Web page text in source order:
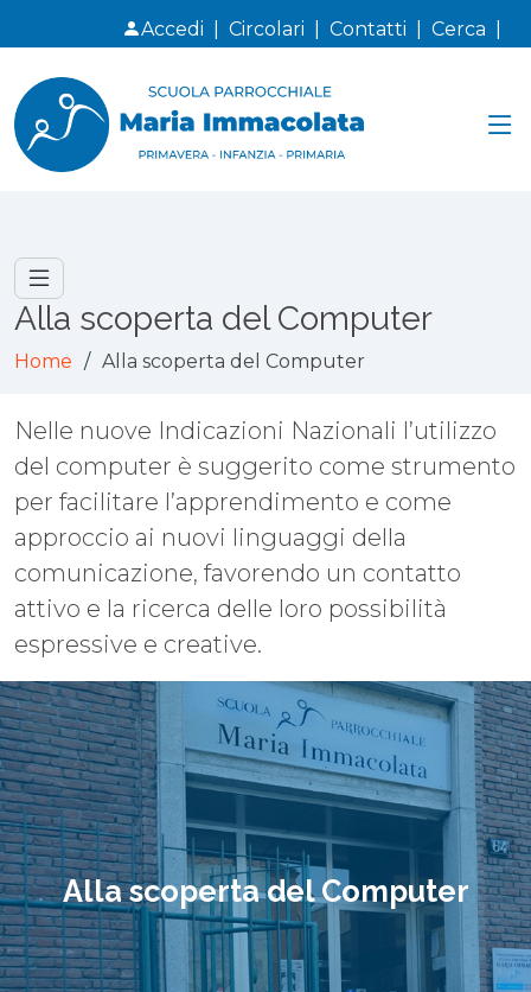
Accedi Circolari Contatti Cerca
Alla scoperta del Computer
Home Alla scoperta del Computer
Nelle nuove Indicazioni Nazionali l’utilizzo
del computer è suggerito come strumento
per facilitare l’apprendimento e come
approccio ai nuovi linguaggi della
comunicazione, favorendo un contatto
attivo e la ricerca delle loro possibilità
espressive e creative.
Alla scoperta del Computer